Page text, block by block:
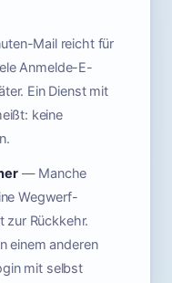
Mail reicht für
Anmelde-E-
Ein Dienst mit
keine
— Manche
Wegwerf-
zur Rückkehr.
einem anderen
mit selbst